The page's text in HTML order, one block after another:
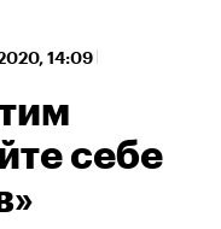
14:09
себе